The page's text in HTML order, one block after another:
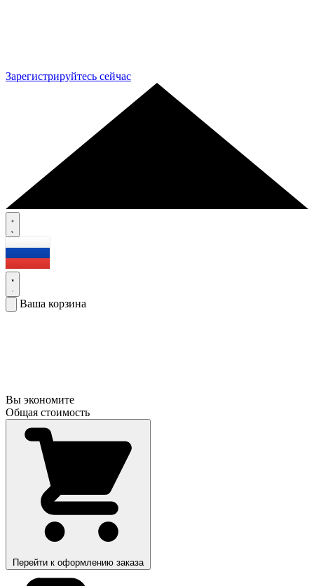
Зарегистрируйтесь сейчас
Ваша корзина
Вы экономите
Общая стоимость
Перейти к оформлению заказа